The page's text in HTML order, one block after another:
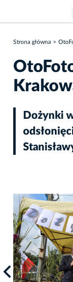
Strona główna
Dożynki